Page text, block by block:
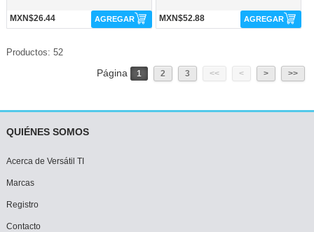
MXN$26.44 AGREGAR MXN$52.88 AGREGAR
Productos: 52
Página 1 2 3 << < > >>
QUIÉNES SOMOS
Acerca de Versátil TI
Marcas
Registro
Contacto